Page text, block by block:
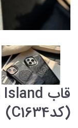
(کدC1634)